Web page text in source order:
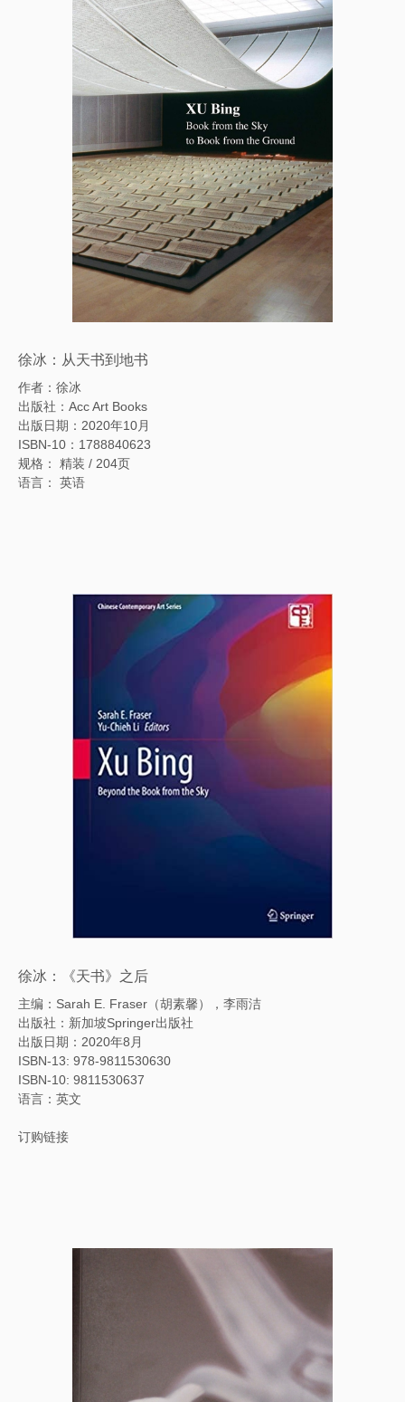
徐冰：从天书到地书
作者：徐冰
出版社：Acc Art Books
出版日期：2020年10月
ISBN-10：1788840623
规格： 精装 / 204页
语言： 英语
徐冰：《天书》之后
主编：Sarah E. Fraser（胡素馨），李雨洁
出版社：新加坡Springer出版社
出版日期：2020年8月
ISBN-13: 978-9811530630
ISBN-10: 9811530637
语言：英文
订购链接